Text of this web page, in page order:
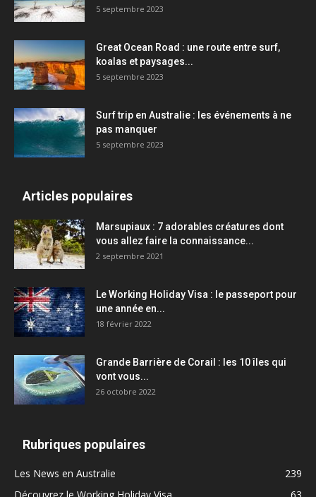
5 septembre 2023
Great Ocean Road : une route entre surf,
koalas et paysages...
5 septembre 2023
Surf trip en Australie : les événements à ne
pas manquer
5 septembre 2023
Articles populaires
Marsupiaux : 7 adorables créatures dont
vous allez faire la connaissance...
2 septembre 2021
Le Working Holiday Visa : le passeport pour
une année en...
18 février 2022
Grande Barrière de Corail : les 10 îles qui
vont vous...
26 octobre 2022
Rubriques populaires
Les News en Australie
239
Découvrez le Working Holiday Visa
63